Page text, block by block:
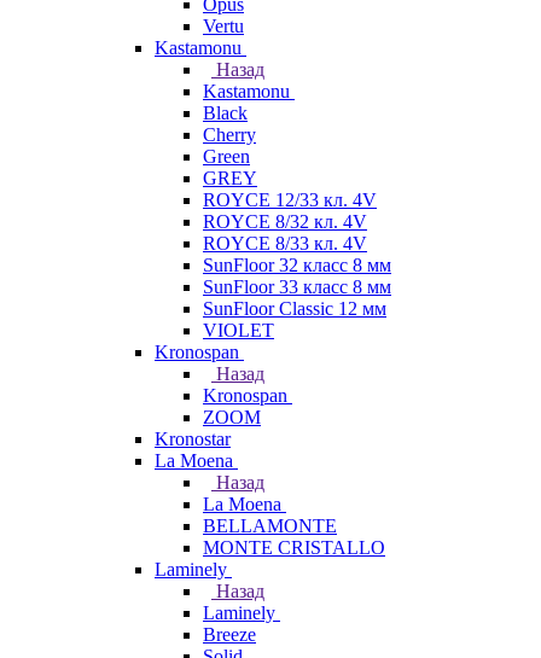
Opus
Vertu
Kastamonu
Назад
Kastamonu
Black
Cherry
Green
GREY
ROYCE 12/33 кл. 4V
ROYCE 8/32 кл. 4V
ROYCE 8/33 кл. 4V
SunFloor 32 класс 8 мм
SunFloor 33 класс 8 мм
SunFloor Classic 12 мм
VIOLET
Kronospan
Назад
Kronospan
ZOOM
Kronostar
La Moena
Назад
La Moena
BELLAMONTE
MONTE CRISTALLO
Laminely
Назад
Laminely
Breeze